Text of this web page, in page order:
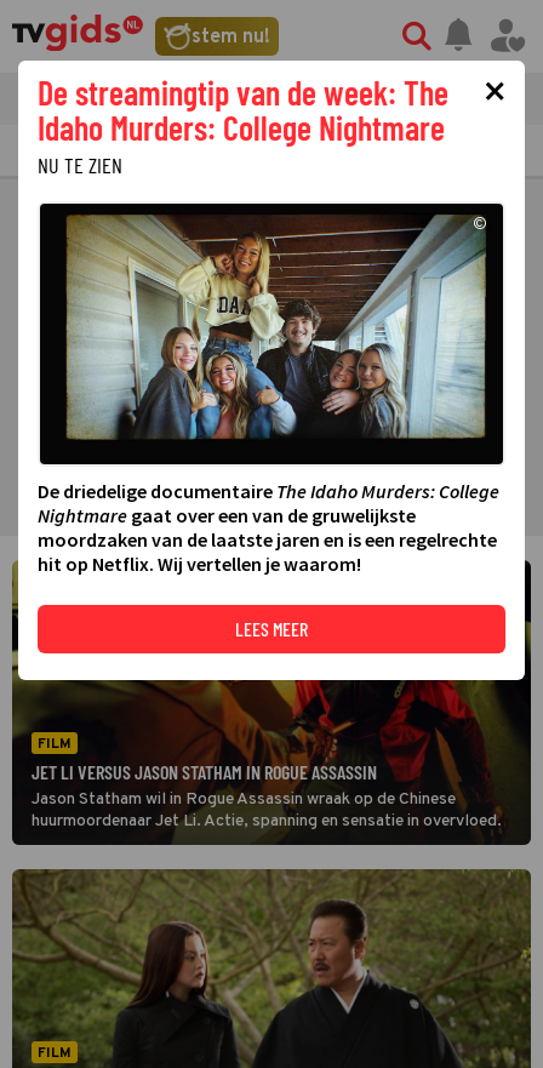
stem nu!
tvgids streaming nieuws
PRIMETIME GEMIST
FILM
JET LI VERSUS JASON STATHAM IN ROGUE ASSASSIN
Jason Statham wil in Rogue Assassin wraak op de Chinese
huurmoordenaar Jet Li. Actie, spanning en sensatie in overvloed.
FILM
×
De streamingtip van de week: The
Idaho Murders: College Nightmare
NU TE ZIEN
©
De driedelige documentaire The Idaho Murders: College
Nightmare gaat over een van de gruwelijkste
moordzaken van de laatste jaren en is een regelrechte
hit op Netflix. Wij vertellen je waarom!
LEES MEER